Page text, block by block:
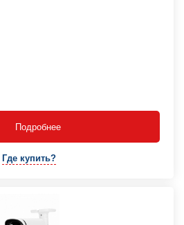
Подробнее
Где купить?